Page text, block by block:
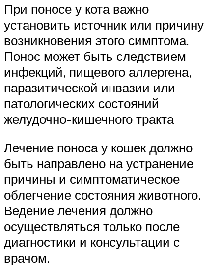
При поносе у кота важно
установить источник или причину
возникновения этого симптома.
Понос может быть следствием
инфекций, пищевого аллергена,
паразитической инвазии или
патологических состояний
желудочно-кишечного тракта
Лечение поноса у кошек должно
быть направлено на устранение
причины и симптоматическое
облегчение состояния животного.
Ведение лечения должно
осуществляться только после
диагностики и консультации с
врачом.